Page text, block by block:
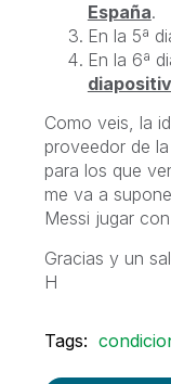
España.
En la 5ª
En la 6ª
Como veis, la
proveedor de
para los que
me va a
Messi jugar
Gracias y un
H
Tags: